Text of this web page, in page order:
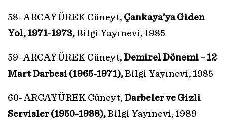
58- ARCAYÜREK Cüneyt, Çankaya’ya Giden
Yol, 1971-1973, Bilgi Yayınevi, 1985
59- ARCAYÜREK Cüneyt, Demirel Dönemi – 12
Mart Darbesi (1965-1971), Bilgi Yayınevi, 1985
60- ARCAYÜREK Cüneyt, Darbeler ve Gizli
Servisler (1950-1988), Bilgi Yayınevi, 1989